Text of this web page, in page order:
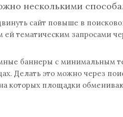
несколькими
сайт повыше в
тематическим запросами
баннеры с минимальным
Делать это можно через
которых площадки